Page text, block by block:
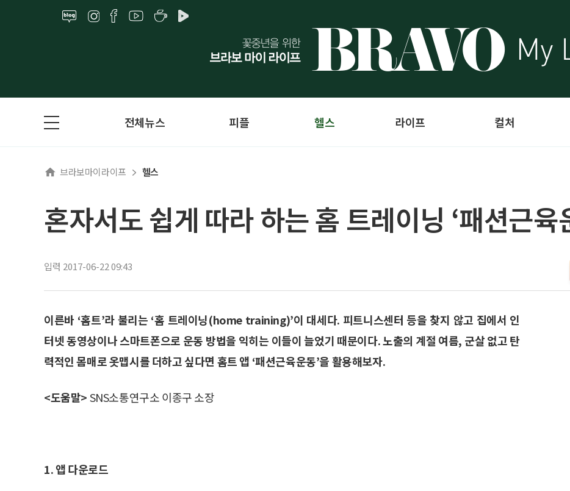
전체뉴스 피플 헬스 라이프 컬처
브라보마이라이프 헬스
혼자서도 쉽게 따라 하는 홈 트레이닝 ‘패션근육
입력 2017-06-22 09:43
이른바 ‘홈트’라 불리는 ‘홈 트레이닝(home training)’이 대세다. 피트니스센터 등을 찾지 않고 집에서 인
터넷 동영상이나 스마트폰으로 운동 방법을 익히는 이들이 늘었기 때문이다. 노출의 계절 여름, 군살 없고 탄
력적인 몸매로 옷맵시를 더하고 싶다면 홈트 앱 ‘패션근육운동’을 활용해보자.
<도움말>SNS소통연구소 이종구 소장
1. 앱 다운로드